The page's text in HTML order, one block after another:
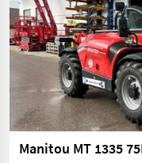
Manitou MT 1335